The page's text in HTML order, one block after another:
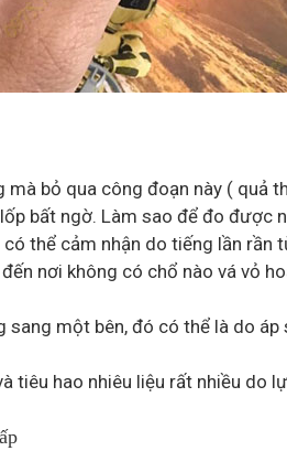
bỏ qua công đoạn này (
bất ngờ. Làm sao để đo được
thể cảm nhận do tiếng lần rần
nơi không có chổ nào vá vỏ
một bên, đó có thể là do
tiêu hao nhiêu liệu rất nhiều do